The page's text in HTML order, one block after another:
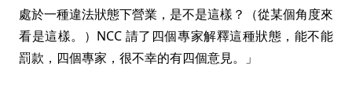
處於一種違法狀態下營業，是不是這樣？（從某個角度來
看是這樣。）NCC 請了四個專家解釋這種狀態，能不能
罰款，四個專家，很不幸的有四個意見。」